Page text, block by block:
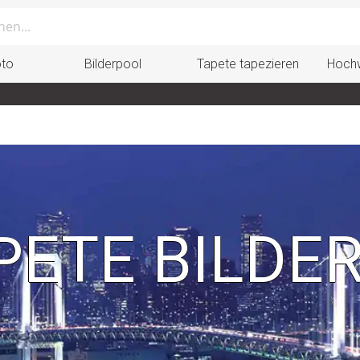
Bilderpool Tapete tapezieren